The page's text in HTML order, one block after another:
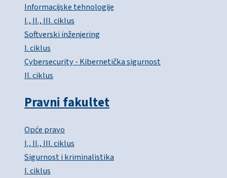
Informacijske tehnologije
I., II., III. ciklus
Softverski inženjering
I. ciklus
Cybersecurity - Kibernetička sigurnost
II. ciklus
Pravni fakultet
Opće pravo
I., II., III. ciklus
Sigurnost i kriminalistika
I. ciklus